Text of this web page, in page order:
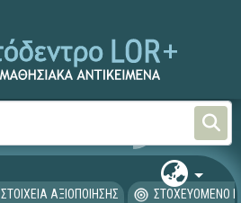
ΣΤΟΙΧΕΙΑ ΑΞΙΟΠΟΙΗΣΗΣ ΣΤΟΧΕΥΟΜΕΝΟ